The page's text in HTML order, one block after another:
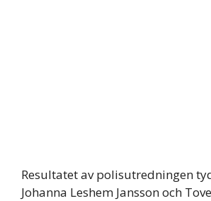
Resultatet av polisutredningen
Johanna Leshem Jansson och